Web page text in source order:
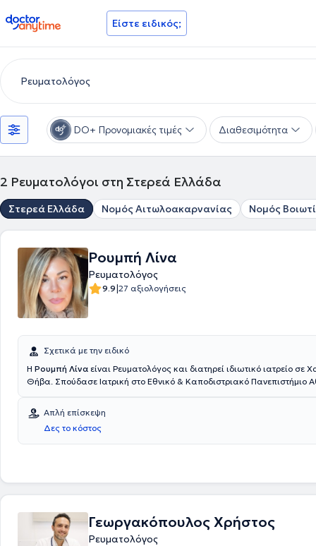
doctoranytime Είστε ειδικός;
DO+ Προνομιακές τιμές Διαθεσιμότητα
2 Ρευματολόγοι στη Στερεά Ελλάδα
Στερεά Ελλάδα Νομός Αιτωλοακαρνανίας Νομός
Ρουμπή Λίνα
Ρευματολόγος
9.9|27 αξιολογήσεις
Σχετικά με την ειδικό
Η Ρουμπή Λίνα είναι Ρευματολόγος και διατηρεί ιδιωτικό ιατρείο σε
Θήβα. Σπούδασε Ιατρική στο Εθνικό & Καποδιστριακό Πανεπιστήμιο
Hospital και στο Karolinska University Hospital στη Σουηδία. Διαθέτει
εμπειρία και εργάζεται ως Ρευματολόγος - Επιμελήτρια Α΄ στο Νοσοκομείο του
Sundsvall από το 2016 καθώς και Υπεύθυνη σπουδών των φοιτητών της
Σχολής του Πανεπιστημίου Umeå στη Σουηδία.
Απλή επίσκεψη
Δες το κόστος
Γεωργακόπουλος Χρήστος
Ρευματολόγος